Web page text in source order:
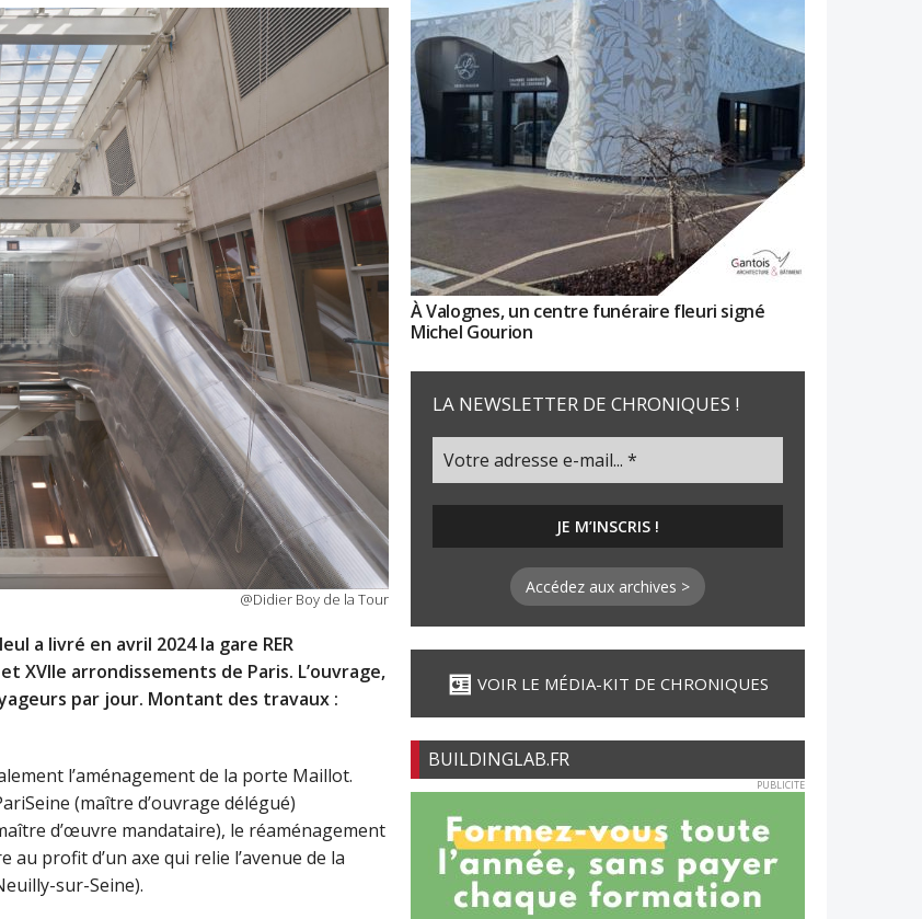
@Didier Boy de la Tour
a livré en avril 2024 la gare RER
XVIIe arrondissements de Paris. L’ouvrage,
par jour. Montant des travaux :
l’aménagement de la porte Maillot.
(maître d’ouvrage délégué)
d’œuvre mandataire), le réaménagement
profit d’un axe qui relie l’avenue de la
sur-Seine).
À Valognes, un centre funéraire fleuri signé
Michel Gourion
LA NEWSLETTER DE CHRONIQUES !
Accédez aux archives >
VOIR LE MÉDIA-KIT DE CHRONIQUES
BUILDINGLAB.FR
PUBLICITE